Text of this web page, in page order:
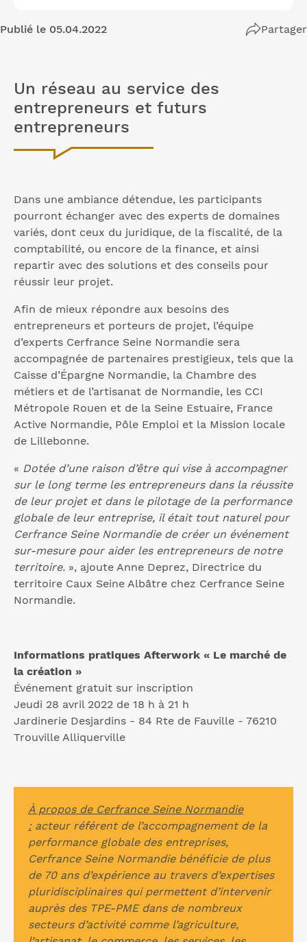
Publié le 05.04.2022 Partager
Un réseau au service des
entrepreneurs et futurs
entrepreneurs
Dans une ambiance détendue, les participants
pourront échanger avec des experts de domaines
variés, dont ceux du juridique, de la fiscalité, de la
comptabilité, ou encore de la finance, et ainsi
repartir avec des solutions et des conseils pour
réussir leur projet.
Afin de mieux répondre aux besoins des
entrepreneurs et porteurs de projet, l’équipe
d’experts Cerfrance Seine Normandie sera
accompagnée de partenaires prestigieux, tels que la
Caisse d’Épargne Normandie, la Chambre des
métiers et de l’artisanat de Normandie, les CCI
Métropole Rouen et de la Seine Estuaire, France
Active Normandie, Pôle Emploi et la Mission locale
de Lillebonne.
« Dotée d’une raison d’être qui vise à accompagner
sur le long terme les entrepreneurs dans la réussite
de leur projet et dans le pilotage de la performance
globale de leur entreprise, il était tout naturel pour
Cerfrance Seine Normandie de créer un événement
sur-mesure pour aider les entrepreneurs de notre
territoire. », ajoute Anne Deprez, Directrice du
territoire Caux Seine Albâtre chez Cerfrance Seine
Normandie.
Informations pratiques Afterwork « Le marché de
la création »
Événement gratuit sur inscription
Jeudi 28 avril 2022 de 18 h à 21 h
Jardinerie Desjardins - 84 Rte de Fauville - 76210
Trouville Alliquerville
À propos de Cerfrance Seine Normandie
:acteur référent de l’accompagnement de la
performance globale des entreprises,
Cerfrance Seine Normandie bénéficie de plus
de 70 ans d’expérience au travers d’expertises
pluridisciplinaires qui permettent d’intervenir
auprès des TPE-PME dans de nombreux
secteurs d’activité comme l’agriculture,